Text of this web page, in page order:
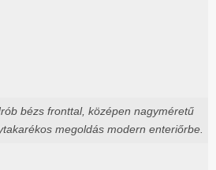
bézs fronttal, középen nagyméretű
megoldás modern enteriőrbe.